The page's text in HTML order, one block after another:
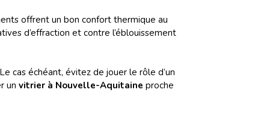
offrent un bon confort thermique au
d’effraction et contre l’éblouissement
cas échéant, évitez de jouer le rôle d’un
un vitrier à Nouvelle-Aquitaine proche